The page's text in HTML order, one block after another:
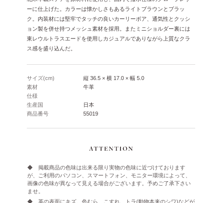
ーに仕上げた。カラーは懐かしさもあるライトブラウンとブラッ
ク。内装材には堅牢でタッチの良いカーリーボア、通気性とクッシ
ョン製を併せ持つメッシュ素材を採用。またミニショルダー裏には
東レウルトラスエードを使用しカジュアルでありながら上質なクラ
ス感を盛り込んだ。
サイズ(cm)
縦 36.5 × 横 17.0 × 幅 5.0
素材
牛革
仕様
生産国
日本
商品番号
55019
◆ 掲載商品の色味は出来る限り実物の色味に近づけております
が、ご利用のパソコン、スマートフォン、モニター環境によって、
画像の色味が異なって見える場合がございます。予めご了承下さい
ませ。
◆ 革の表面にキズ、色むら、こすれ、トラ(動物本来のシワ)などが